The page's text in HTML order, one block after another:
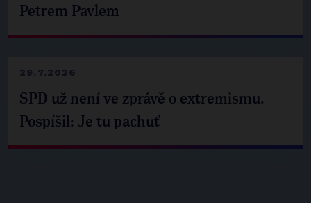
Petrem Pavlem
29.7.2026
SPD už není ve zprávě o extremismu.
Pospíšil: Je tu pachuť